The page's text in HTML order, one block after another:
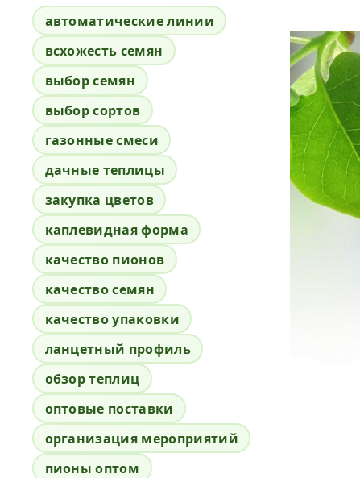
автоматические линии
всхожесть семян
выбор семян
выбор сортов
газонные смеси
дачные теплицы
закупка цветов
каплевидная форма
качество пионов
качество семян
качество упаковки
ланцетный профиль
обзор теплиц
оптовые поставки
организация мероприятий
пионы оптом